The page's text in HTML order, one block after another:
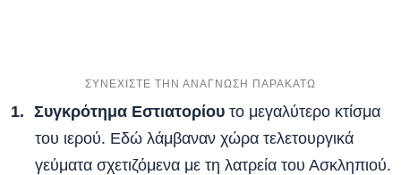
Συγκρότημα Εστιατορίου το μεγαλύτερο κτίσμα
του ιερού. Εδώ λάμβαναν χώρα τελετουργικά
γεύματα σχετιζόμενα με τη λατρεία του Ασκληπιού.